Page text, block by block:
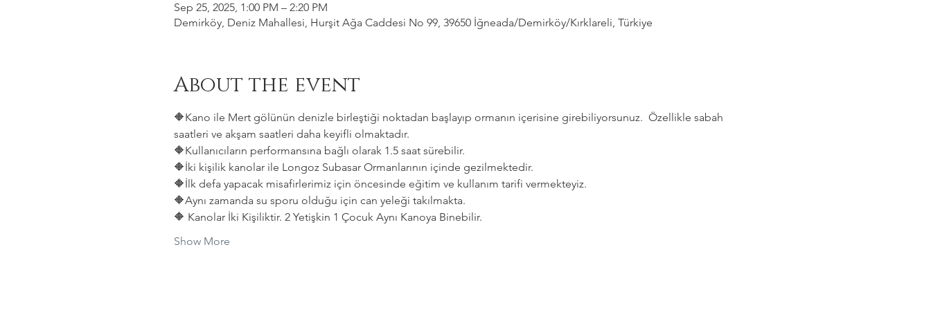
Sep 25, 2025, 1:00 PM – 2:20 PM
Demirköy, Deniz Mahallesi, Hurşit Ağa Caddesi No 99, 39650 İğneada/Demirköy/Kırklareli, Türkiye
About the event
🔶Kano ile Mert gölünün denizle birleştiği noktadan başlayıp ormanın içerisine girebiliyorsunuz.  Özellikle sabah
saatleri ve akşam saatleri daha keyifli olmaktadır.
🔶Kullanıcıların performansına bağlı olarak 1.5 saat sürebilir.
🔶İki kişilik kanolar ile Longoz Subasar Ormanlarının içinde gezilmektedir.
🔶İlk defa yapacak misafirlerimiz için öncesinde eğitim ve kullanım tarifi vermekteyiz.
🔶Aynı zamanda su sporu olduğu için can yeleği takılmakta.
🔶 Kanolar İki Kişiliktir. 2 Yetişkin 1 Çocuk Aynı Kanoya Binebilir.
Show More